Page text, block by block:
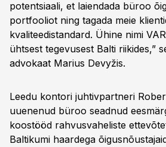
potentsiaali, et laiendada büroo
portfooliot ning tagada meie
kvaliteedistandard. Ühine nimi
ühtsest tegevusest Balti riikides,”
advokaat Marius Devyžis.
Leedu kontori juhtivpartneri
uuenenud büroo seadnud
koostööd rahvusvaheliste
Baltikumi haardega